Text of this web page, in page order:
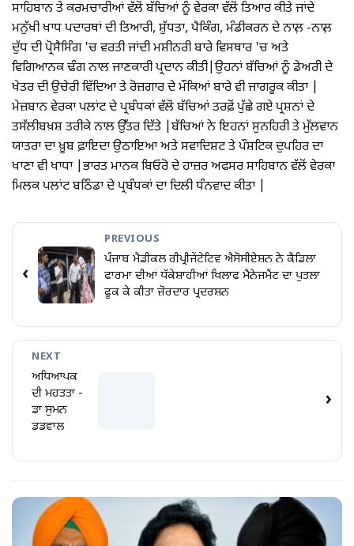
ਸਾਹਿਬਾਨ ਤੇ ਕਰਮਚਾਰੀਆਂ ਵੱਲੋਂ ਬੱਚਿਆਂ ਨੂੰ ਵੇਰਕਾ ਵੱਲੋਂ ਤਿਆਰ ਕੀਤੇ ਜਾਂਦੇ
ਮਨੁੱਖੀ ਖਾਧ ਪਦਾਰਥਾਂ ਦੀ ਤਿਆਰੀ, ਸ਼ੁੱਧਤਾ, ਪੈਕਿੰਗ, ਮੰਡੀਕਰਨ ਦੇ ਨਾਲ਼ -ਨਾਲ਼
ਦੁੱਧ ਦੀ ਪ੍ਰੋਸੈਸਿੰਗ 'ਚ ਵਰਤੀ ਜਾਂਦੀ ਮਸ਼ੀਨਰੀ ਬਾਰੇ ਵਿਸਥਾਰ 'ਚ ਅਤੇ
ਵਿਗਿਆਨਕ ਢੰਗ ਨਾਲ ਜਾਣਕਾਰੀ ਪ੍ਰਦਾਨ ਕੀਤੀ|ਉਹਨਾਂ ਬੱਚਿਆਂ ਨੂੰ ਡੇਅਰੀ ਦੇ
ਖੇਤਰ ਦੀ ਉਚੇਰੀ ਵਿੱਦਿਆ ਤੇ ਰੋਜ਼ਗਾਰ ਦੇ ਮੌਕਿਆਂ ਬਾਰੇ ਵੀ ਜਾਗਰੂਕ ਕੀਤਾ |
ਮੇਜ਼ਬਾਨ ਵੇਰਕਾ ਪਲਾਂਟ ਦੇ ਪ੍ਰਬੰਧਕਾਂ ਵੱਲੋਂ ਬੱਚਿਆਂ ਤਰਫ਼ੋਂ ਪੁੱਛੇ ਗਏ ਪ੍ਰਸ਼ਨਾਂ ਦੇ
ਤਸੱਲੀਬਖ਼ਸ਼ ਤਰੀਕੇ ਨਾਲ ਉੱਤਰ ਦਿੱਤੇ |ਬੱਚਿਆਂ ਨੇ ਇਹਨਾਂ ਸੁਨਹਿਰੀ ਤੇ ਮੁੱਲਵਾਨ
ਯਾਤਰਾ ਦਾ ਖ਼ੂਬ ਫ਼ਾਇਦਾ ਉਠਾਇਆ ਅਤੇ ਸਵਾਦਿਸ਼ਟ ਤੇ ਪੌਸ਼ਟਿਕ ਦੁਪਹਿਰ ਦਾ
ਖਾਣਾ ਵੀ ਖਾਧਾ |ਭਾਰਤ ਮਾਨਕ ਬਿਓਰੋ ਦੇ ਹਾਜ਼ਰ ਅਫਸਰ ਸਾਹਿਬਾਨ ਵੱਲੋਂ ਵੇਰਕਾ
ਮਿਲਕ ਪਲਾਂਟ ਬਠਿੰਡਾ ਦੇ ਪ੍ਰਬੰਧਕਾਂ ਦਾ ਦਿਲੀ ਧੰਨਵਾਦ ਕੀਤਾ |
‹
PREVIOUS
ਪੰਜਾਬ ਮੈਡੀਕਲ ਰੀਪ੍ਰੀਜੇਂਟੇਟਿਵ ਐਸੋਸੀਏਸ਼ਨ ਨੇ ਕੈਡਿਲਾ
ਫਾਰਮਾ ਦੀਆਂ ਧੱਕੇਸ਼ਾਹੀਆਂ ਖਿਲਾਫ ਮੈਨੇਜਮੈਂਟ ਦਾ ਪੁਤਲਾ
ਫੂਕ ਕੇ ਕੀਤਾ ਜ਼ੋਰਦਾਰ ਪ੍ਰਦਰਸ਼ਨ
NEXT
ਅਧਿਆਪਕ
ਦੀ ਮਹਤਤਾ -
ਡਾ ਸੁਮਨ
ਡਡਵਾਲ
›